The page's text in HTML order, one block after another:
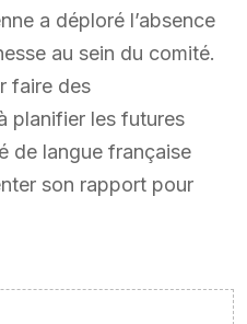
a déploré l’absence
au sein du comité.
faire des
planifier les futures
de langue française
son rapport pour